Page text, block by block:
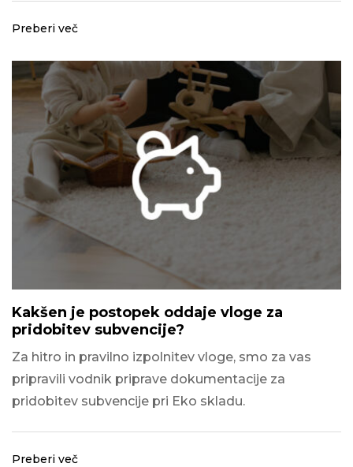
Preberi več
Kakšen je postopek oddaje vloge za
pridobitev subvencije?
Za hitro in pravilno izpolnitev vloge, smo za vas
pripravili vodnik priprave dokumentacije za
pridobitev subvencije pri Eko skladu.
Preberi več